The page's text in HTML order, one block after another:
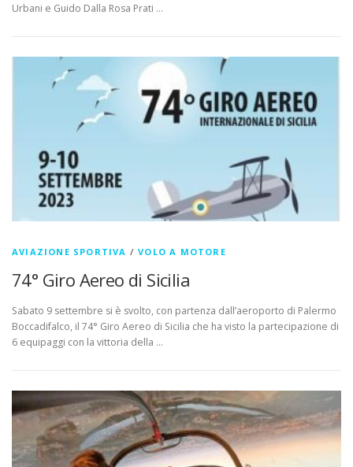
Urbani e Guido Dalla Rosa Prati …
AVIAZIONE SPORTIVA /VOLO A MOTORE
74° Giro Aereo di Sicilia
Sabato 9 settembre si è svolto, con partenza dall’aeroporto di Palermo
Boccadifalco, il 74° Giro Aereo di Sicilia che ha visto la partecipazione di
6 equipaggi con la vittoria della …